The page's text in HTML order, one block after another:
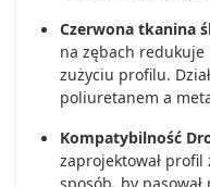
Czerwona tkanina
na zębach redukuje
zużyciu profilu.
poliuretanem a
Kompatybilność
zaprojektował profil